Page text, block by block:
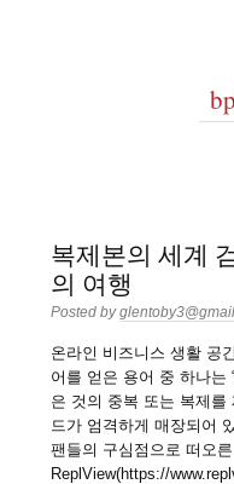
복제본의 세계
의 여행
Posted by
온라인 비즈니스 생활 공
어를 얻은 용어 중 하나는
은 것의 중복 또는 복제를
드가 엄격하게 매장되어
팬들의 구심점으로 떠오
ReplView(https://